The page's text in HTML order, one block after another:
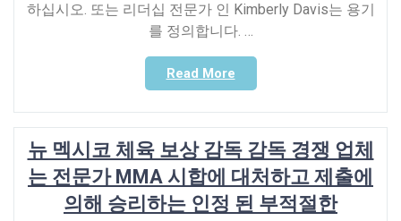
하십시오. 또는 리더십 전문가 인 Kimberly Davis는 용기
를 정의합니다. …
Read More“4
직
장
에
서
용
감
해
뉴 멕시코 체육 보상 감독 감독 경쟁 업체
는 전문가 MMA 시합에 대처하고 제출에
의해 승리하는 인정 된 부적절한